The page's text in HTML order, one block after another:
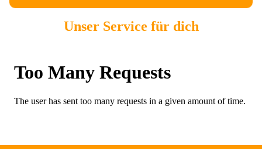
Unser Service für dich